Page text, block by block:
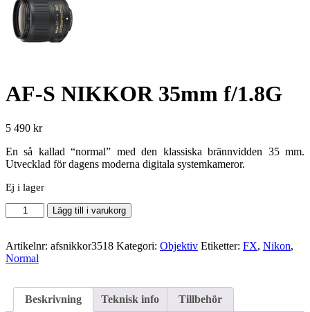
AF-S NIKKOR 35mm f/1.8G
5 490 kr
En så kallad “normal” med den klassiska brännvidden 35 mm.
Utvecklad för dagens moderna digitala systemkameror.
Ej i lager
S
35mm
f/1.8G
Lägg till i varukorg
Artikelnr: afsnikkor3518 Kategori: Objektiv Etiketter: FX, Nikon,
Normal
Beskrivning Teknisk info Tillbehör